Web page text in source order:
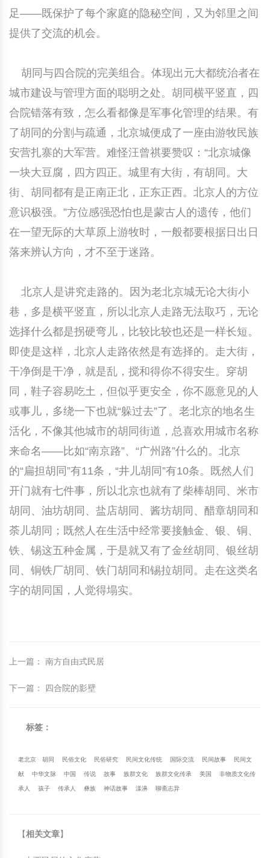
足——既保护了每个家庭的隐秘空间，又为邻里之间
提供了交流的机会。
胡同与四合院的完美组合。体现出元大都统治者在
城市建设与管理方面的聪明之处。胡同横平竖直，四
合院错落有致，怎么看都像是军事化管理的结果。有
了胡同的分割与疏通，北京城便成了一座由游牧民族
安营扎寨的大军营。难怪汪曾祺要赞叹：“北京城像
一块大豆腐，四方四正。城里有大街，有胡同。大
街、胡同都有是正南正北，正东正西。北京人的方位
意识极强。”方位感强恐怕也是蒙古人的遗传，他们
在一望无际的大草原上游牧时，一般都要根据日出日
落来辨认方向，才不至于迷路。
北京人是讲究走路的。因为老北京城无论大街小
巷，多是横平竖直，所以北京人走路无法取巧，无论
选择什么都是拐硬弯儿，比较比较也还是一样长短。
即使是这样，北京人走路依然是有选择的。走大街，
干净倒是干净，就是乱，搅和得你不得安生。穿胡
同，鞋子容易吃土，但似乎更安全，你不愿意见的人
或事儿，多绕一下也就“躲过去”了。老北京的地名生
活化，不像其他城市的胡同街道，总喜欢用城市名称
来命名——比如“南京路”、“广州路”什么的。北京
的“扁担胡同”有11条，“井儿胡同”有10条。既然人们
开门就有七件事，所以北京也就有了柴棒胡同、米市
胡同、油坊胡同、盐店胡同、酱坊胡同、醋章胡同和
荼儿胡同；既然人在生活中经常要接触金、银、铜、
铁、锡这五种金属，于是就又有了金丝胡同、银丝胡
同、铜铁厂胡同、铁门胡同和锡拉胡同。走在这类名
字的胡同国，人觉得塌实。
上一篇 ： 南方自由式民居
下一篇 ： 四合院的影壁
标签：
老北京 胡同 民俗文化 民俗研究 民间文化传统 国际交流 民间故事 民间文
献 中华文脉 中国 传说 故事 族群文化 族群文化传承 美国 非物质文化传
承人 孩子 传承人 彝族 神话故事 漾濞 聊斋志异
【相关文章】